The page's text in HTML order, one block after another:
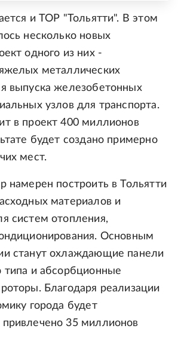
и ТОР "Тольятти". В этом
несколько новых
одного из них -
металлических
выпуска железобетонных
узлов для транспорта.
в проект 400 миллионов
будет создано примерно
мест.
намерен построить в Тольятти
материалов и
систем отопления,
Основным
станут охлаждающие панели
типа и абсорбционные
Благодаря реализации
города будет
35 миллионов